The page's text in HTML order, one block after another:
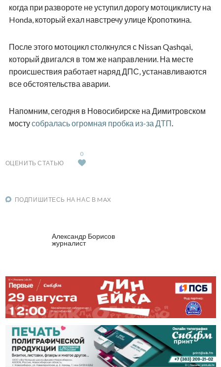
когда при развороте не уступил дорогу мотоциклисту на
Honda, который ехал навстречу улице Кропоткина.
После этого мотоцикл столкнулся с Nissan Qashqai,
который двигался в том же направлении. На месте
происшествия работает наряд ДПС, устанавливаются
все обстоятельства аварии.
Напомним, сегодня в Новосибирске на Димитровском
мостусобралась огромная пробка из-за ДТП.
ОЦЕНИТЬ СТАТЬЮ
0
ПОДПИШИТЕСЬ НА НАС В MAX
Александр Борисов
журналист